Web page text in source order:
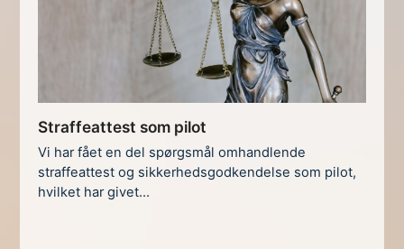
Straffeattest som pilot
Vi har fået en del spørgsmål omhandlende
straffeattest og sikkerhedsgodkendelse som pilot,
hvilket har givet…